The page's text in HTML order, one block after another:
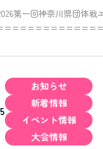
第一回神奈川県団体戦
お知らせ
新着情報
イベント情報
大会情報